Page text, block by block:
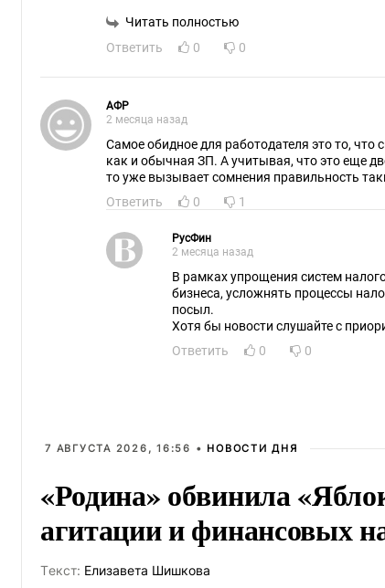
Читать полностью
Ответить
0 0
АФР
2 месяца назад
Самое обидное для работодателя это то,
как и обычная ЗП. А учитывая, что это еще
то уже вызывает сомнения правильность
Ответить
0 1
РусФин
2 месяца назад
В рамках упрощения систем
бизнеса, усложнять процессы
посыл.
Хотя бы новости слушайте с
Ответить
0 0
7 АВГУСТА 2026, 16:56 • НОВОСТИ ДНЯ
«Родина» обвинила
агитации и финансовых
Tекст: Елизавета Шишкова